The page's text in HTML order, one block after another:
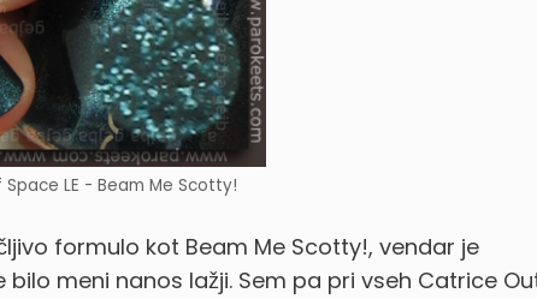
LE - Beam Me Scotty!
formulo kot Beam Me Scotty!, vendar je
meni nanos lažji. Sem pa pri vseh Catrice